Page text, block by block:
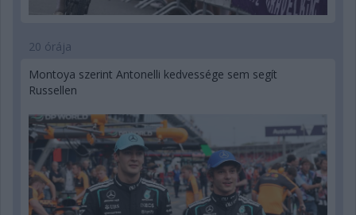
20 órája
Montoya szerint Antonelli kedvessége sem segít
Russellen